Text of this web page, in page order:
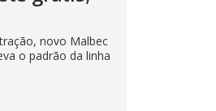
novo Malbec
o padrão da linha